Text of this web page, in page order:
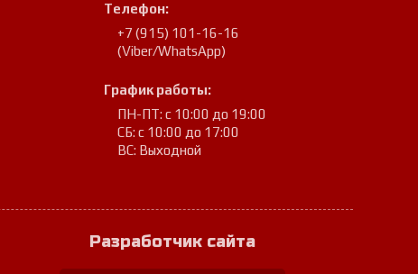
Телефон:
+7 (915) 101-16-16
(Viber/WhatsApp)
График работы:
ПН-ПТ: с 10:00 до 19:00
СБ: с 10:00 до 17:00
ВС: Выходной
Разработчик сайта